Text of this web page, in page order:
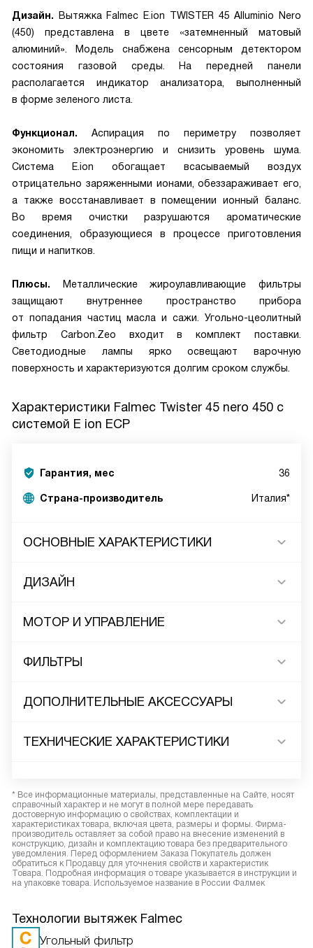
Дизайн. Вытяжка Falmec E.ion TWISTER 45 Alluminio Nero
(450) представлена в цвете «затемненный матовый
алюминий». Модель снабжена сенсорным детектором
состояния газовой среды. На передней панели
располагается индикатор анализатора, выполненный
в форме зеленого листа.
Функционал. Аспирация по периметру позволяет
экономить электроэнергию и снизить уровень шума.
Система E.ion обогащает всасываемый воздух
отрицательно заряженными ионами, обеззараживает его,
а также восстанавливает в помещении ионный баланс.
Во время очистки разрушаются ароматические
соединения, образующиеся в процессе приготовления
пищи и напитков.
Плюсы. Металлические жироулавливающие фильтры
защищают внутреннее пространство прибора
от попадания частиц масла и сажи. Угольно-цеолитный
фильтр Carbon.Zeo входит в комплект поставки.
Светодиодные лампы ярко освещают варочную
поверхность и характеризуются долгим сроком службы.
Характеристики Falmec Twister 45 nero 450 с
системой E ion ECP
Гарантия, мес 36
Страна-производитель Италия*
ОСНОВНЫЕ ХАРАКТЕРИСТИКИ
ДИЗАЙН
МОТОР И УПРАВЛЕНИЕ
ФИЛЬТРЫ
ДОПОЛНИТЕЛЬНЫЕ АКСЕССУАРЫ
ТЕХНИЧЕСКИЕ ХАРАКТЕРИСТИКИ
* Все информационные материалы, представленные на Сайте, носят
справочный характер и не могут в полной мере передавать
достоверную информацию о свойствах, комплектации и
характеристиках товара, включая цвета, размеры и формы. Фирма-
производитель оставляет за собой право на внесение изменений в
конструкцию, дизайн и комплектацию товара без предварительного
уведомления. Перед оформлением Заказа Покупатель должен
обратиться к Продавцу для уточнения свойств и характеристик
Товара. Подробная информация о товаре указывается в инструкции и
на упаковке товара. Используемое название в России Фалмек
Технологии вытяжек Falmec
Угольный фильтр